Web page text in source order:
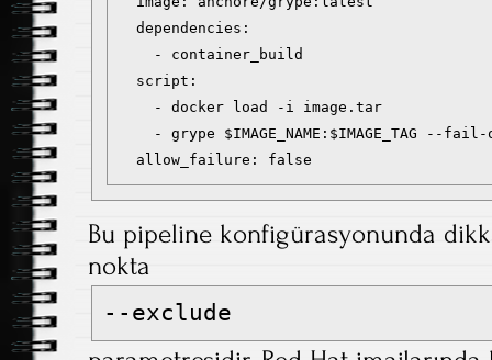
  dependencies:
    - container_build
  script:
    - docker load -i image.tar
- grype $IMAGE_NAME:$IMAGE_TAG --
  allow_failure: false
Bu pipeline konfigürasyonunda
nokta
--exclude